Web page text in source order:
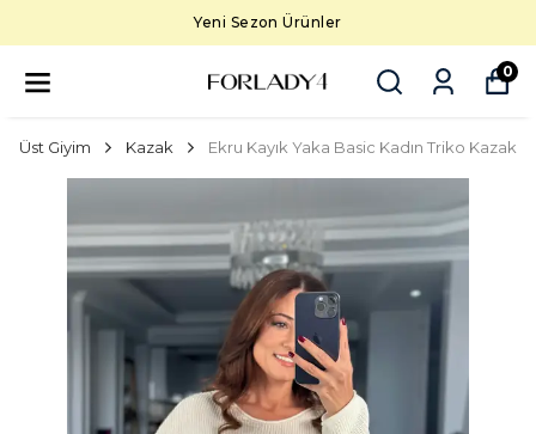
Yeni Sezon Ürünler
0
Üst Giyim Kazak Ekru Kayık Yaka Basic Kadın Triko Kazak